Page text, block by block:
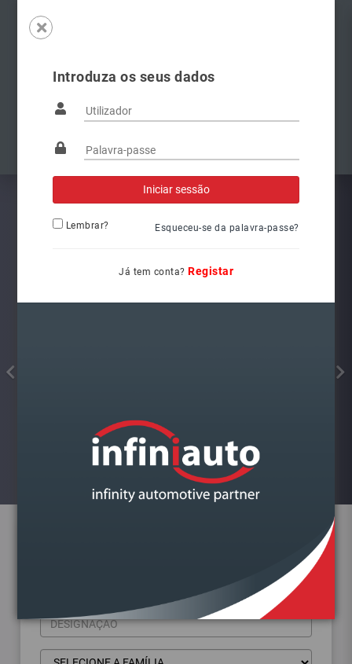
Introduza os seus dados
Lembrar? Esqueceu-se da palavra-passe?
Já tem conta? Registar
Famílias
TEMP.KIMAPA
Visualizar